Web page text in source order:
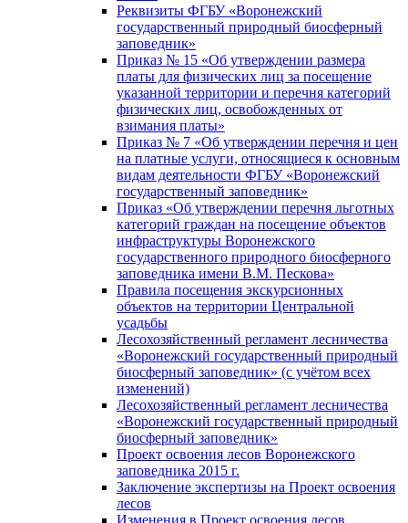
Реквизиты ФГБУ «Воронежский
государственный природный биосферный
заповедник»
Приказ № 15 «Об утверждении размера
платы для физических лиц за посещение
указанной территории и перечня категорий
физических лиц, освобожденных от
взимания платы»
Приказ № 7 «Об утверждении перечня и цен
на платные услуги, относящиеся к основным
видам деятельности ФГБУ «Воронежский
государственный заповедник»
Приказ «Об утверждении перечня льготных
категорий граждан на посещение объектов
инфраструктуры Воронежского
государственного природного биосферного
заповедника имени В.М. Пескова»
Правила посещения экскурсионных
объектов на территории Центральной
усадьбы
Лесохозяйственный регламент лесничества
«Воронежский государственный природный
биосферный заповедник» (с учётом всех
изменений)
Лесохозяйственный регламент лесничества
«Воронежский государственный природный
биосферный заповедник»
Проект освоения лесов Воронежского
заповедника 2015 г.
Заключение экспертизы на Проект освоения
лесов
Изменения в Проект освоения лесов